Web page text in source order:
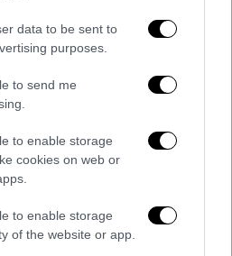
data to be sent to
purposes.
to send me
to enable storage
cookies on web or
to enable storage
of the website or app.